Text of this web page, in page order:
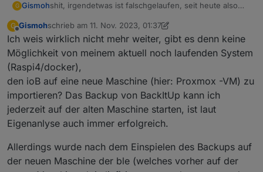
G Gismohshit, irgendetwas ist falschgelaufen, seit heute also
über Sonoff laufen angeblich:
Und nicht nur angeblich - die werte werden nicht
mehr aktualisiert.
Nicht gut ;( - damit hatte ich bislang noch nie Probleme
gehabt.
Edit:
Erledigt, musste das PW erneut eingeben, dann hat es
geklappt - also hatte iob irgendwie das PW verloren.
G
Offline
Gismohschrieb am 11. Nov. 2023, 01:37
zuletzt editiert von Gismoh 11. Nov. 2023, 02:48
Ich weis wirklich nicht mehr weiter, gibt es denn keine
Möglichkeit von meinem aktuell noch laufenden System
(Raspi4/docker),
den ioB auf eine neue Maschine (hier: Proxmox -VM) zu
importieren? Das Backup von BackItUp kann ich
jederzeit auf der alten Maschine starten, ist laut
Eigenanlyse auch immer erfolgreich.
Allerdings wurde nach dem Einspielen des Backups auf
der neuen Maschine der ble (welches vorher auf der